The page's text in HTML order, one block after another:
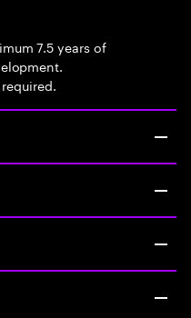
7.5 years of